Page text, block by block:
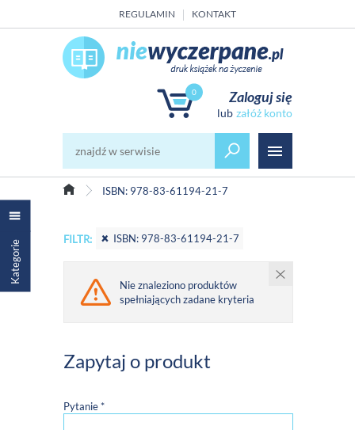
REGULAMIN KONTAKT
0 Zaloguj się
załóż konto
ISBN: 978-83-61194-21-7
Kategorie FILTR: ISBN: 978-83-61194-21-7
Nie znaleziono produktów
spełniających zadane kryteria
Zapytaj o produkt
Pytanie *